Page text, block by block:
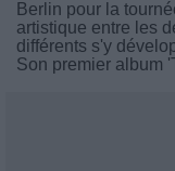
Berlin pour la
artistique entre les
différents s'y
Son premier album